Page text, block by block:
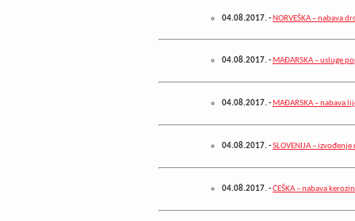
04.08.2017.- NORVEŠKA – nabava
04.08.2017.-MAĐARSKA – usluge
04.08.2017.-MAĐARSKA – nabava
04.08.2017.-SLOVENIJA –
04.08.2017.-ČEŠKA – nabava